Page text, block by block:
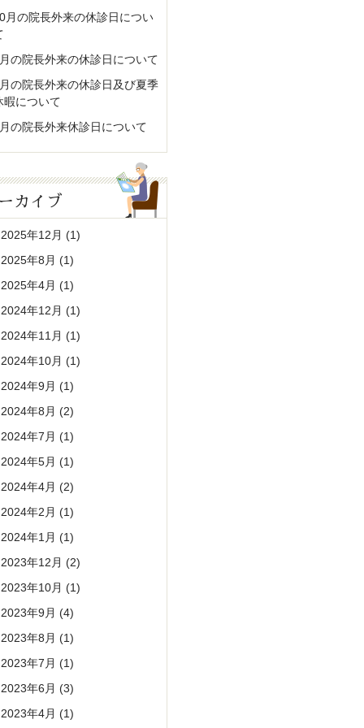
月の院長外来の休診日につい
の院長外来の休診日について
の院長外来の休診日及び夏季
暇について
の院長外来休診日について
カイブ
2025年12月 (1)
2025年8月 (1)
2025年4月 (1)
2024年12月 (1)
2024年11月 (1)
2024年10月 (1)
2024年9月 (1)
2024年8月 (2)
2024年7月 (1)
2024年5月 (1)
2024年4月 (2)
2024年2月 (1)
2024年1月 (1)
2023年12月 (2)
2023年10月 (1)
2023年9月 (4)
2023年8月 (1)
2023年7月 (1)
2023年6月 (3)
2023年4月 (1)